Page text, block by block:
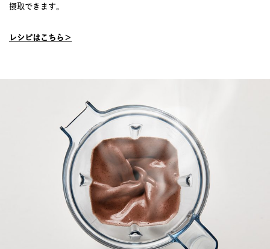
摂取できます。
レシピはこちら＞